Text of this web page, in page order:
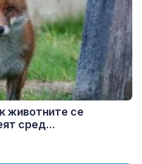
животните се
сред...